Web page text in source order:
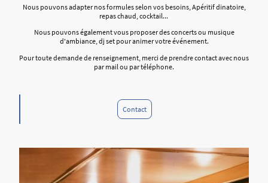
Nous pouvons adapter nos formules selon vos besoins, Apéritif dinatoire,
repas chaud, cocktail...
Nous pouvons également vous proposer des concerts ou musique
d'ambiance, dj set pour animer votre événement.
Pour toute demande de renseignement, merci de prendre contact avec nous
par mail ou par téléphone.
Contact